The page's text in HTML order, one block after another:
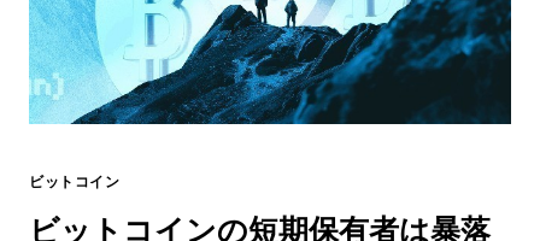
ビットコイン
ビットコインの短期保有者は暴落